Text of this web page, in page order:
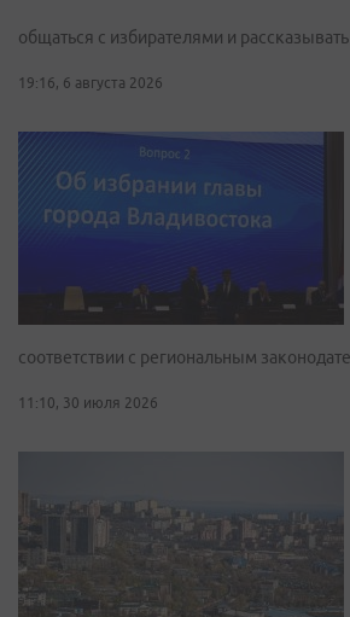
общаться с избирателями и
19:16, 6 августа 2026
соответствии с региональным
11:10, 30 июля 2026